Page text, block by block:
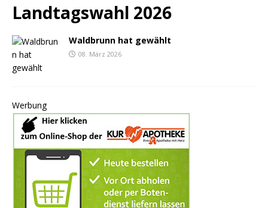
Landtagswahl 2026
Waldbrunn hat gewählt
08. März 2026
Werbung